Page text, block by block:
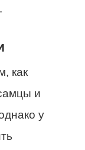
как
и
у